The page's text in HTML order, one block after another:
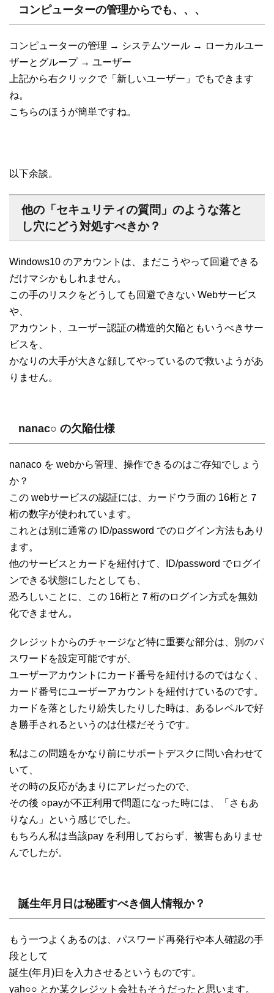
コンピューターの管理からでも、、、
コンピューターの管理 → システムツール → ローカルユー
ザーとグループ → ユーザー
上記から右クリックで「新しいユーザー」でもできます
ね。
こちらのほうが簡単ですね。
以下余談。
他の「セキュリティの質問」のような落と
し穴にどう対処すべきか？
Windows10 のアカウントは、まだこうやって回避できる
だけマシかもしれません。
この手のリスクをどうしても回避できない Webサービス
や、
アカウント、ユーザー認証の構造的欠陥ともいうべきサー
ビスを、
かなりの大手が大きな顔してやっているので救いようがあ
りません。
nanac○ の欠陥仕様
nanaco を webから管理、操作できるのはご存知でしょう
か？
この webサービスの認証には、カードウラ面の 16桁と７
桁の数字が使われています。
これとは別に通常の ID/password でのログイン方法もあり
ます。
他のサービスとカードを紐付けて、ID/password でログイ
ンできる状態にしたとしても、
恐ろしいことに、この 16桁と７桁のログイン方式を無効
化できません。
クレジットからのチャージなど特に重要な部分は、別のパ
スワードを設定可能ですが、
ユーザーアカウントにカード番号を紐付けるのではなく、
カード番号にユーザーアカウントを紐付けているのです。
カードを落としたり紛失したりした時は、あるレベルで好
き勝手されるというのは仕様だそうです。
私はこの問題をかなり前にサポートデスクに問い合わせて
いて、
その時の反応があまりにアレだったので、
その後 ○payが不正利用で問題になった時には、「さもあ
りなん」という感じでした。
もちろん私は当該pay を利用しておらず、被害もありませ
んでしたが。
誕生年月日は秘匿すべき個人情報か？
もう一つよくあるのは、パスワード再発行や本人確認の手
段として
誕生(年月)日を入力させるというものです。
yah○○ とか某クレジット会社もそうだったと思います。